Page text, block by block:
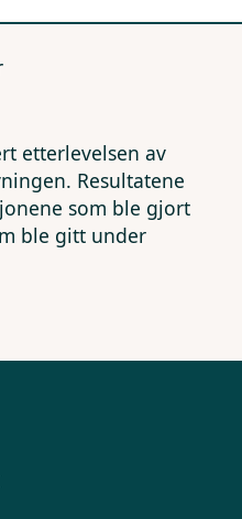
etterlevelsen av
Resultatene
som ble gjort
ble gitt under